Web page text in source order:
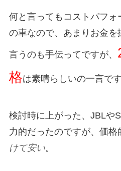
何と言ってもコストパフォ
の車なので、あまりお金を
言うのも手伝ってですが、
格は素晴らしいの一言です
検討時に上がった、JBLや
力的だったのですが、価格
けて安い。